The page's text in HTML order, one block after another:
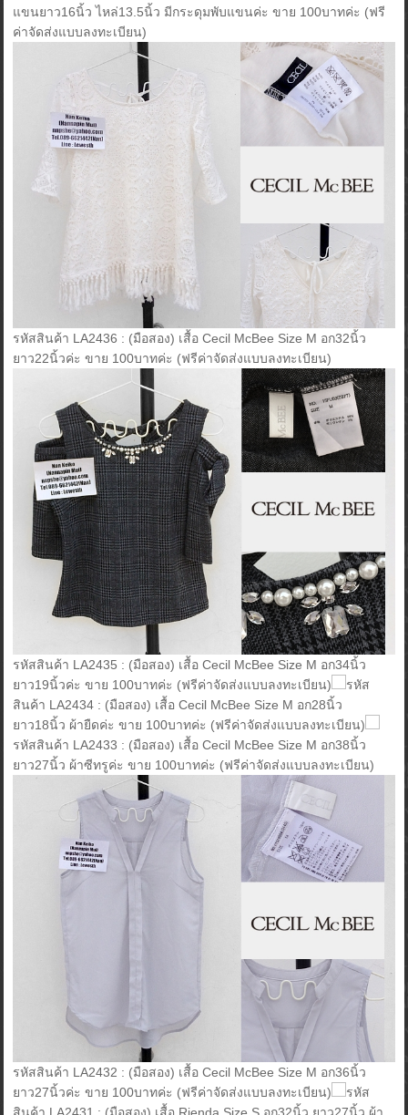
แขนยาว16นิ้ว ไหล่13.5นิ้ว มีกระดุมพับแขนค่ะ ขาย 100บาทค่ะ (ฟรี
ค่าจัดส่งแบบลงทะเบียน)
รหัสสินค้า LA2436 : (มือสอง) เสื้อ Cecil McBee Size M อก32นิ้ว
ยาว22นิ้วค่ะ ขาย 100บาทค่ะ (ฟรีค่าจัดส่งแบบลงทะเบียน)
รหัสสินค้า LA2435 : (มือสอง) เสื้อ Cecil McBee Size M อก34นิ้ว
ยาว19นิ้วค่ะ ขาย 100บาทค่ะ (ฟรีค่าจัดส่งแบบลงทะเบียน)
รหัส
สินค้า LA2434 : (มือสอง) เสื้อ Cecil McBee Size M อก28นิ้ว
ยาว18นิ้ว ผ้ายืดค่ะ ขาย 100บาทค่ะ (ฟรีค่าจัดส่งแบบลงทะเบียน)
รหัสสินค้า LA2433 : (มือสอง) เสื้อ Cecil McBee Size M อก38นิ้ว
ยาว27นิ้ว ผ้าซีทรูค่ะ ขาย 100บาทค่ะ (ฟรีค่าจัดส่งแบบลงทะเบียน)
รหัสสินค้า LA2432 : (มือสอง) เสื้อ Cecil McBee Size M อก36นิ้ว
ยาว27นิ้วค่ะ ขาย 100บาทค่ะ (ฟรีค่าจัดส่งแบบลงทะเบียน)
รหัส
สินค้า LA2431 : (มือสอง) เสื้อ Rienda Size S อก32นิ้ว ยาว27นิ้ว ผ้า